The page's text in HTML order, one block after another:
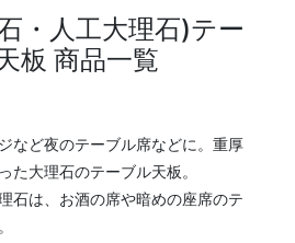
・人工大理石)テー
板 商品一覧
など夜のテーブル席などに。重厚
た大理石のテーブル天板。
石は、お酒の席や暗めの座席のテ